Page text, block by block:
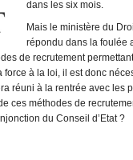
dans les six mois.
Mais le ministère du
répondu dans la foulée
de recrutement
à la loi, il est donc
réuni à la rentrée avec les
ces méthodes de
du Conseil d’Etat ?